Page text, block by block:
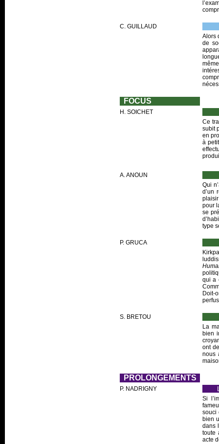
C. GUILLAUD
Alors
de
FOCUS
H. SOICHET
Ce
subit
en
à
A. ANOUN
Qui
d’un
pour
se
type
P. GRUCA
qui a
Doit-
S. BRETOU
La
bien
ont
nous
PROLONGEMENTS
P. NADRIGNY
Si
souci
bien
dans
toute
acte